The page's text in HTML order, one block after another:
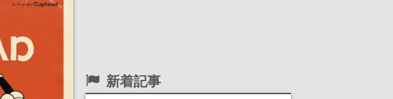
新着記事